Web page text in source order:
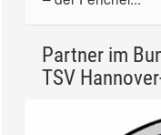
Partner im
TSV